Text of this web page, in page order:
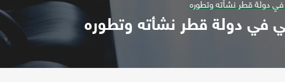
دولة قطر نشأته وتطوره
في دولة قطر نشأته وتطوره